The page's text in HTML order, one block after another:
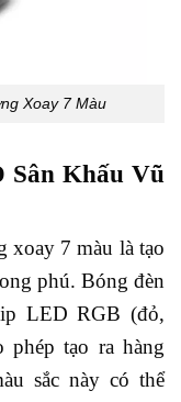
Xoay 7 Màu
Sân Khấu Vũ
xoay 7 màu là tạo
phú. Bóng đèn
LED RGB (đỏ,
phép tạo ra hàng
sắc này có thể